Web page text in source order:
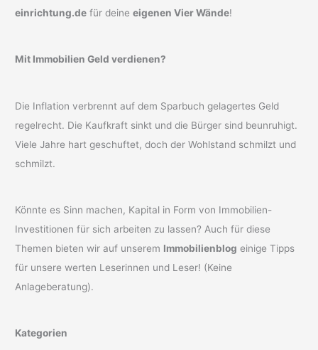
einrichtung.de für deineeigenen Vier Wände!
Mit Immobilien Geld verdienen?
Die Inflation verbrennt auf dem Sparbuch gelagertes Geld
regelrecht. Die Kaufkraft sinkt und die Bürger sind beunruhigt.
Viele Jahre hart geschuftet, doch der Wohlstand schmilzt und
schmilzt.
Könnte es Sinn machen, Kapital in Form von Immobilien-
Investitionen für sich arbeiten zu lassen? Auch für diese
Themen bieten wir auf unserem Immobilienblog einige Tipps
für unsere werten Leserinnen und Leser! (Keine
Anlageberatung).
Kategorien